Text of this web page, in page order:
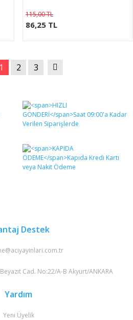
115,00 TL
86,25 TL
1 2 3
Destek
Cad. No:22/A-B Akyurt/ANKARA
Yardım
Yeni Üyelik